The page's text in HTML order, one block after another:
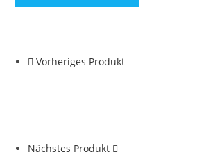
Vorheriges Produkt
Nächstes Produkt